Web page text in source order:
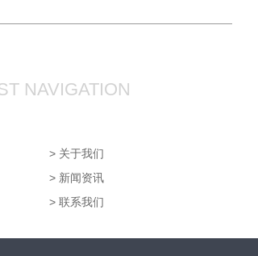
NAVIGATION
> 关于我们
> 新闻资讯
> 联系我们